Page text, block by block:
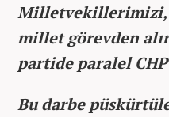
Milletvekillerimizi,
millet görevden
partide paralel
Bu darbe